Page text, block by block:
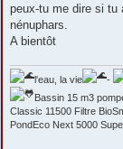
peux-tu me dire si tu
nénuphars.
A bientôt
l'eau, la vie -
Bassin 15 m3
Classic 11500 Filtre
PondEco Next 5000